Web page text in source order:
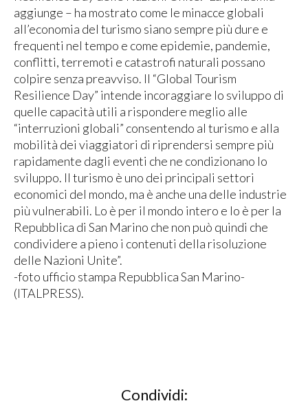
aggiunge – ha mostrato come le minacce globali
all’economia del turismo siano sempre più dure e
frequenti nel tempo e come epidemie, pandemie,
conflitti, terremoti e catastrofi naturali possano
colpire senza preavviso. Il “Global Tourism
Resilience Day” intende incoraggiare lo sviluppo di
quelle capacità utili a rispondere meglio alle
“interruzioni globali” consentendo al turismo e alla
mobilità dei viaggiatori di riprendersi sempre più
rapidamente dagli eventi che ne condizionano lo
sviluppo. Il turismo è uno dei principali settori
economici del mondo, ma è anche una delle industrie
più vulnerabili. Lo è per il mondo intero e lo è per la
Repubblica di San Marino che non può quindi che
condividere a pieno i contenuti della risoluzione
delle Nazioni Unite”.
-foto ufficio stampa Repubblica San Marino-
(ITALPRESS).
Condividi: